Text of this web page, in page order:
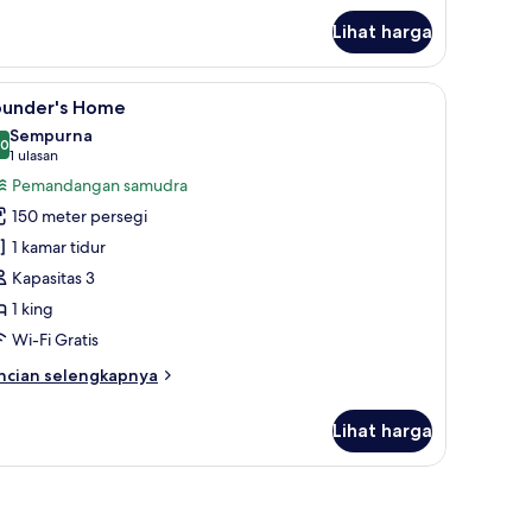
Lihat harga
tidur lipat/tambahan Founder's Home | Minibar, brankas, meja
8 Home
dari 10
Sempurna
1 ulasan
(1
ulasan)
Pemandangan samudra
150 meter persegi
1 kamar tidur
Kapasitas 3
1 king
Wi-Fi Gratis
selengkapnya
Lihat harga